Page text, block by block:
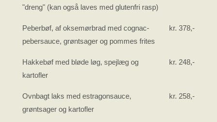
"dreng" (kan også laves med glutenfri rasp)
Peberbøf, af oksemørbrad med cognac-
pebersauce, grøntsager og pommes frites
​kr. 378,-
Hakkebøf med bløde løg, spejlæg og
kartofler
kr. 248,-
Ovnbagt laks med estragonsauce,
grøntsager og kartofler
kr. 258,-